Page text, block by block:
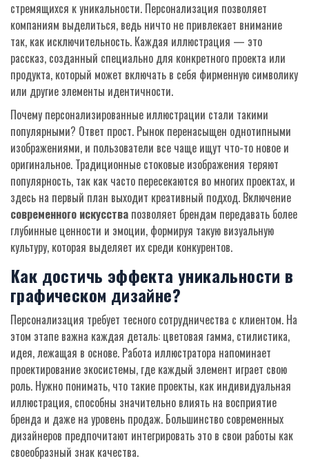
стремящихся к уникальности. Персонализация позволяет
компаниям выделиться, ведь ничто не привлекает внимание
так, как исключительность. Каждая иллюстрация — это
рассказ, созданный специально для конкретного проекта или
продукта, который может включать в себя фирменную символику
или другие элементы идентичности.
Почему персонализированные иллюстрации стали такими
популярными? Ответ прост. Рынок перенасыщен однотипными
изображениями, и пользователи все чаще ищут что-то новое и
оригинальное. Традиционные стоковые изображения теряют
популярность, так как часто пересекаются во многих проектах, и
здесь на первый план выходит креативный подход. Включение
современного искусства позволяет брендам передавать более
глубинные ценности и эмоции, формируя такую визуальную
культуру, которая выделяет их среди конкурентов.
Как достичь эффекта уникальности в
графическом дизайне?
Персонализация требует тесного сотрудничества с клиентом. На
этом этапе важна каждая деталь: цветовая гамма, стилистика,
идея, лежащая в основе. Работа иллюстратора напоминает
проектирование экосистемы, где каждый элемент играет свою
роль. Нужно понимать, что такие проекты, как индивидуальная
иллюстрация, способны значительно влиять на восприятие
бренда и даже на уровень продаж. Большинство современных
дизайнеров предпочитают интегрировать это в свои работы как
своеобразный знак качества.